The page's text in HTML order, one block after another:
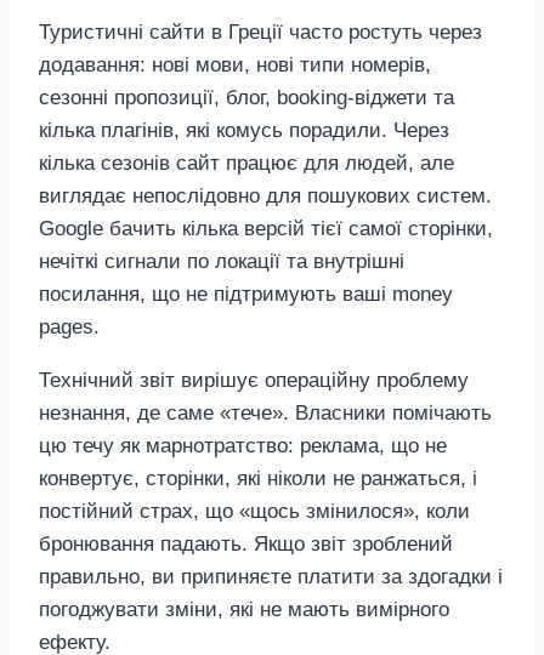
Туристичні сайти в Греції часто ростуть через
додавання: нові мови, нові типи номерів,
сезонні пропозиції, блог, booking‑віджети та
кілька плагінів, які комусь порадили. Через
кілька сезонів сайт працює для людей, але
виглядає непослідовно для пошукових систем.
Google бачить кілька версій тієї самої сторінки,
нечіткі сигнали по локації та внутрішні
посилання, що не підтримують ваші money
pages.
Технічний звіт вирішує операційну проблему
незнання, де саме «тече». Власники помічають
цю течу як марнотратство: реклама, що не
конвертує, сторінки, які ніколи не ранжаться, і
постійний страх, що «щось змінилося», коли
бронювання падають. Якщо звіт зроблений
правильно, ви припиняєте платити за здогадки і
погоджувати зміни, які не мають вимірного
ефекту.